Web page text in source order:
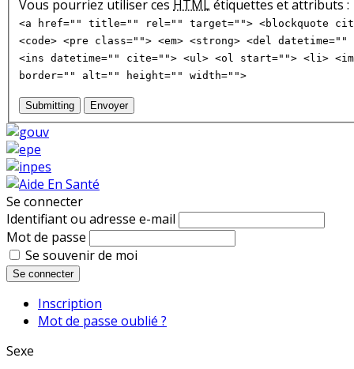
Vous pourriez utiliser ces HTMLétiquettes et attributs :
<a href="" title="" rel="" target=""> <blockquote
<code> <pre class=""> <em> <strong> <del
<ins datetime="" cite=""> <ul> <ol start=""> <li>
border="" alt="" height="" width="">
Submitting Envoyer
Se connecter
Identifiant ou adresse e-mail
Mot de passe
Se souvenir de moi
Se connecter
Inscription
Mot de passe oublié ?
Sexe